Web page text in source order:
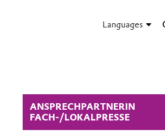
Languages
ANSPRECHPARTNERIN
FACH-/LOKALPRESSE